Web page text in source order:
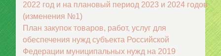
2022 год и на плановый период 2023 и 2024 годов
(изменения №1)
План закупок товаров, работ, услуг для
обеспечения нужд субъекта Российской
Федерации муниципальных нужд на 2019